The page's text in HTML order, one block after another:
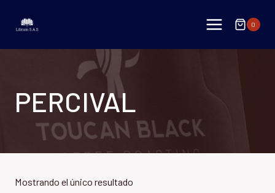
0
PERCIVAL
Mostrando el único resultado